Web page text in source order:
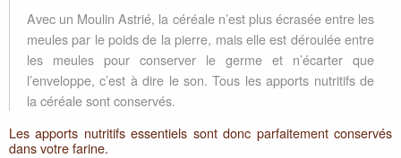
Avec un Moulin Astrié, la céréale n’est plus écrasée entre les
meules par le poids de la pierre, mais elle est déroulée entre
les meules pour conserver le germe et n’écarter que
l’enveloppe, c’est à dire le son. Tous les apports nutritifs de
la céréale sont conservés.
Les apports nutritifs essentiels sont donc parfaitement conservés
dans votre farine.